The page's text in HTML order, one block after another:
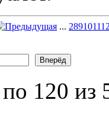
... 2891011
120 из